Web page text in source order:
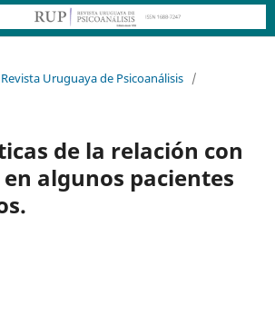
Uruguaya de Psicoanálisis /
de la relación con
algunos pacientes